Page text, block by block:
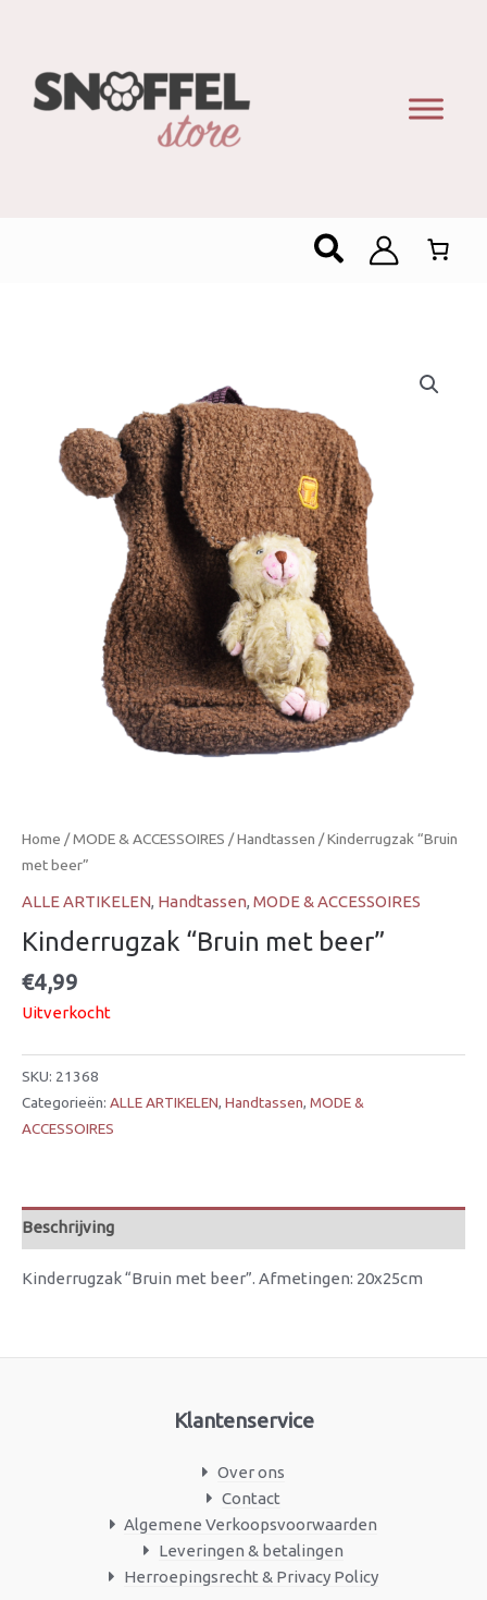
Zoeken
Home /MODE & ACCESSOIRES /Handtassen / Kinderrugzak “Bruin
met beer”
ALLE ARTIKELEN, Handtassen, MODE & ACCESSOIRES
Kinderrugzak “Bruin met beer”
€4,99
Uitverkocht
SKU: 21368
Categorieën: ALLE ARTIKELEN, Handtassen, MODE &
ACCESSOIRES
Beschrijving
Kinderrugzak “Bruin met beer”. Afmetingen: 20x25cm
Klantenservice
Over ons
Contact
Algemene Verkoopsvoorwaarden
Leveringen & betalingen
Herroepingsrecht & Privacy Policy